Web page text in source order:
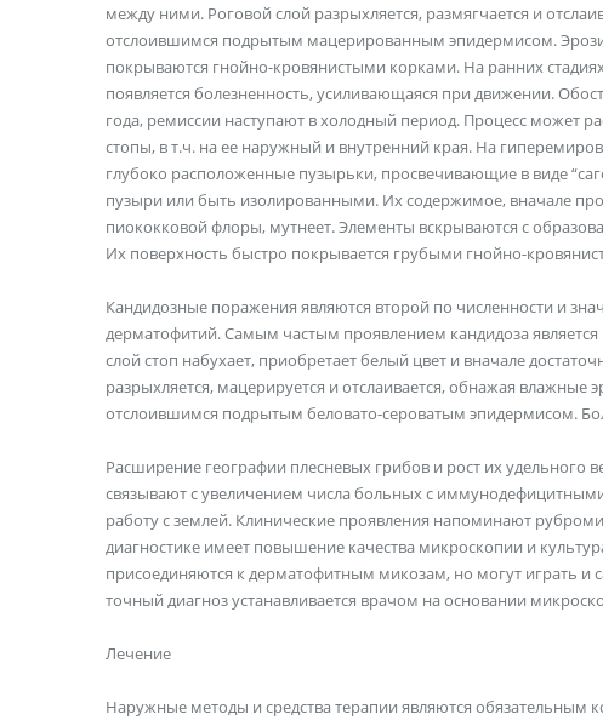
между ними. Роговой слой разрыхляется, размягчается и
отслоившимся подрытым мацерированным эпидермисом.
покрываются гнойно-кровянистыми корками. На ранних
появляется болезненность, усиливающаяся при движении.
года, ремиссии наступают в холодный период. Процесс может
стопы, в т.ч. на ее наружный и внутренний края. На
глубоко расположенные пузырьки, просвечивающие в виде
пузыри или быть изолированными. Их содержимое, вначале
пиококковой флоры, мутнеет. Элементы вскрываются с
Их поверхность быстро покрывается грубыми гнойно-
Кандидозные поражения являются второй по численности и
дерматофитий. Самым частым проявлением кандидоза
слой стоп набухает, приобретает белый цвет и вначале
разрыхляется, мацерируется и отслаивается, обнажая
отслоившимся подрытым беловато-сероватым эпидермисом.
Расширение географии плесневых грибов и рост их удельного
связывают с увеличением числа больных с
работу с землей. Клинические проявления напоминают
диагностике имеет повышение качества микроскопии и
присоединяются к дерматофитным микозам, но могут играть и
точный диагноз устанавливается врачом на основании
Лечение
Наружные методы и средства терапии являются обязательным